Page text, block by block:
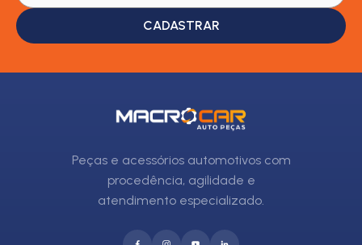
CADASTRAR
Peças e acessórios automotivos com
procedência, agilidade e
atendimento especializado.